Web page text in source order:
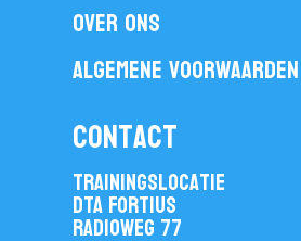
Over ons
Algemene voorwaarden
contact
Trainingslocatie
DTA Fortius
Radioweg 77